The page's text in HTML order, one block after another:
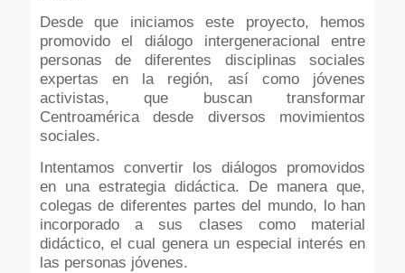
Desde que iniciamos este proyecto, hemos
promovido el diálogo intergeneracional entre
personas de diferentes disciplinas sociales
expertas en la región, así como jóvenes
activistas, que buscan transformar
Centroamérica desde diversos movimientos
sociales.
Intentamos convertir los diálogos promovidos
en una estrategia didáctica. De manera que,
colegas de diferentes partes del mundo, lo han
incorporado a sus clases como material
didáctico, el cual genera un especial interés en
las personas jóvenes.